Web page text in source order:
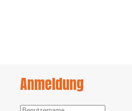
Anmeldung